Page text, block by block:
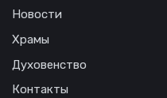
Новости
Храмы
Духовенство
Контакты